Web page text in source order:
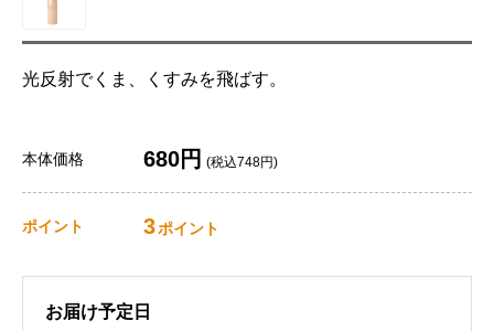
光反射でくま、くすみを飛ばす。
本体価格 680円 (税込748円)
ポイント 3ポイント
お届け予定日